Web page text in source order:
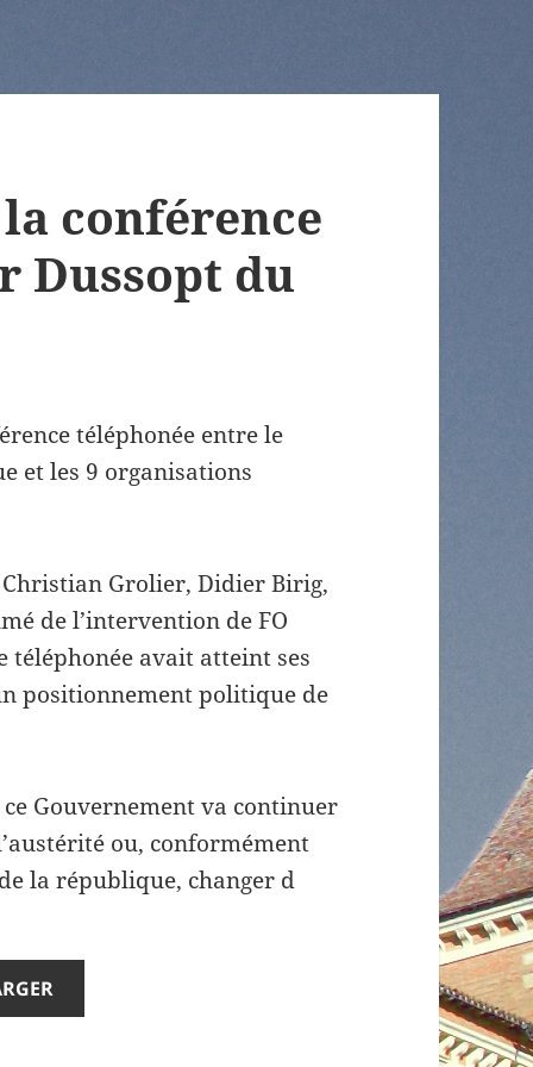
conférence
Dussopt du
téléphonée entre le
et les 9 organisations
Grolier, Didier Birig,
de l’intervention de FO
téléphonée avait atteint ses
positionnement politique de
Gouvernement va continuer
ou, conformément
la république, changer d